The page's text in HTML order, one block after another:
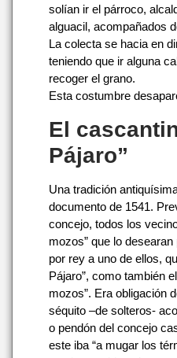
solían ir el párroco,
alguacil, acompañados
La colecta se hacia en
teniendo que ir alguna
recoger el grano.
Esta costumbre
El
Pájaro”
Una tradición
documento de 1541.
concejo, todos los
mozos” que lo
por rey a uno de ellos,
Pájaro”, como también
mozos”. Era obligación
séquito –de solteros-
o pendón del concejo
este iba “a mugar los